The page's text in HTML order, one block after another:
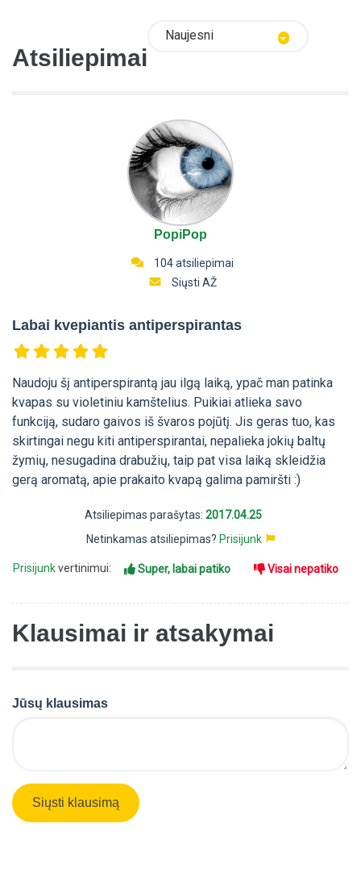
Atsiliepimai
Naujesni
PopiPop
104 atsiliepimai
Siųsti AŽ
Labai kvepiantis antiperspirantas
Naudoju šį antiperspirantą jau ilgą laiką, ypač man patinka
kvapas su violetiniu kamštelius. Puikiai atlieka savo
funkciją, sudaro gaivos iš švaros pojūtį. Jis geras tuo, kas
skirtingai negu kiti antiperspirantai, nepalieka jokių baltų
žymių, nesugadina drabužių, taip pat visa laiką skleidžia
gerą aromatą, apie prakaito kvapą galima pamiršti :)
Atsiliepimas parašytas: 2017.04.25
Netinkamas atsiliepimas? Prisijunk
Prisijunkvertinimui: Super, labai patiko Visai nepatiko
Klausimai ir atsakymai
Jūsų klausimas